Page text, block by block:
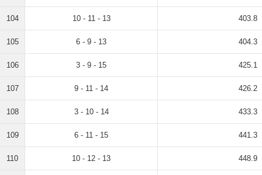
104 10 - 11 - 13 403.8
105 6 - 9 - 13 404.3
106 3 - 9 - 15 425.1
107 9 - 11 - 14 426.2
108 3 - 10 - 14 433.3
109 6 - 11 - 15 441.3
110 10 - 12 - 13 448.9